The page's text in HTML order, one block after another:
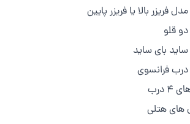
فریزر بالا یا فریزر پایین
قلو
بای ساید
درب فرانسوی
درب
های هتلی